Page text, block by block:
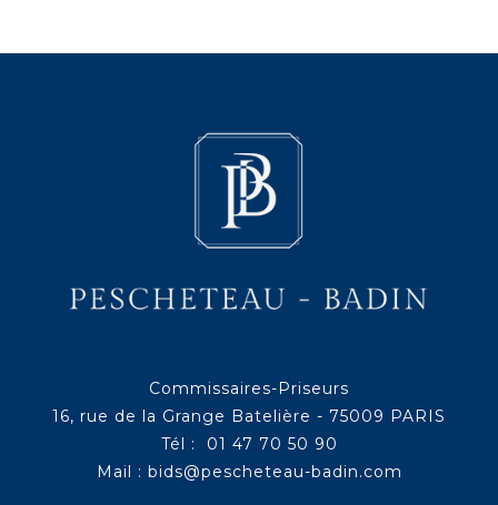
Commissaires-Priseurs
16, rue de la Grange Batelière - 75009 PARIS
Tél : 01 47 70 50 90
Mail : bids@pescheteau-badin.com